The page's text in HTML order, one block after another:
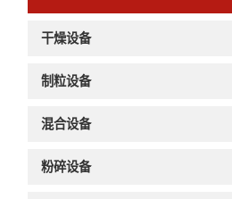
干燥设备
制粒设备
混合设备
粉碎设备